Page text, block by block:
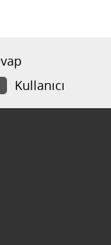
Kullanıcı